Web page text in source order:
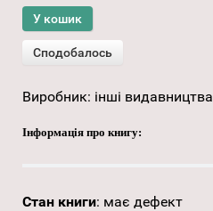
Виробник: інші видавництва
Інформація про книгу:
Стан книги: має дефект